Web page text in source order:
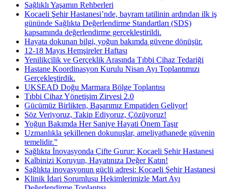
Sağlıklı Yaşamın Rehberleri
Kocaeli Şehir Hastanesi’nde, bayram tatilinin ardından ilk iş
gününde Sağlıkta Değerlendirme Standartları (SDS)
kapsamında değerlendirme gerçekleştirildi.
Hayata dokunan bilgi, yoğun bakımda güvene dönüşür.
12-18 Mayıs Hemşireler Haftası
Yenilikçilik ve Gerçeklik Arasında Tıbbi Cihaz Tedariği
Hastane Koordinasyon Kurulu Nisan Ayı Toplantımızı
Gerçekleştirdik.
UKSEAD Doğu Marmara Bölge Toplantısı
Tıbbi Cihaz Yönetişim Zirvesi 2.0
Gücümüz Birlikten, Başarımız Empatiden Geliyor!
Söz Veriyoruz, Takip Ediyoruz, Çözüyoruz!
Yoğun Bakımda Her Saniye Hayati Önem Taşır
Uzmanlıkla şekillenen dokunuşlar, ameliyathanede güvenin
temelidir.”
Sağlıkta İnovasyonda Çifte Gurur: Kocaeli Şehir Hastanesi
Kalbinizi Koruyun, Hayatınıza Değer Katın!
Sağlıkta inovasyonun güçlü adresi: Kocaeli Şehir Hastanesi
Klinik İdari Sorumlusu Hekimlerimizle Mart Ayı